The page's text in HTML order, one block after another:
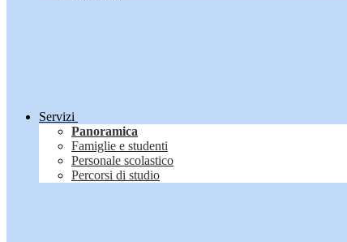
Servizi
Panoramica
Famiglie e studenti
Personale scolastico
Percorsi di studio